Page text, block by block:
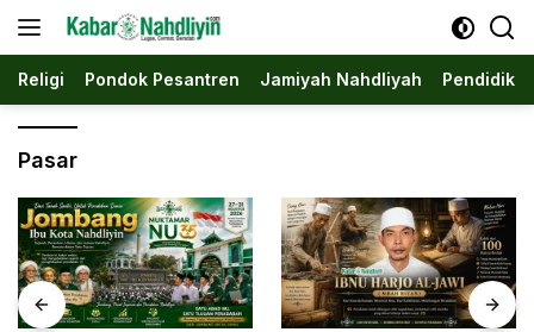
Religi Pondok Pesantren Jamiyah Nahdliyah
Pasar